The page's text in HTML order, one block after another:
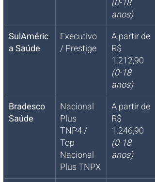
(0-18
anos)
SulAméric
a Saúde
Executivo
/ Prestige
A partir de
R$
1.212,90
(0-18
anos)
Bradesco
Saúde
Nacional
Plus
TNP4 /
Top
Nacional
Plus TNPX
A partir de
R$
1.246,90
(0-18
anos)